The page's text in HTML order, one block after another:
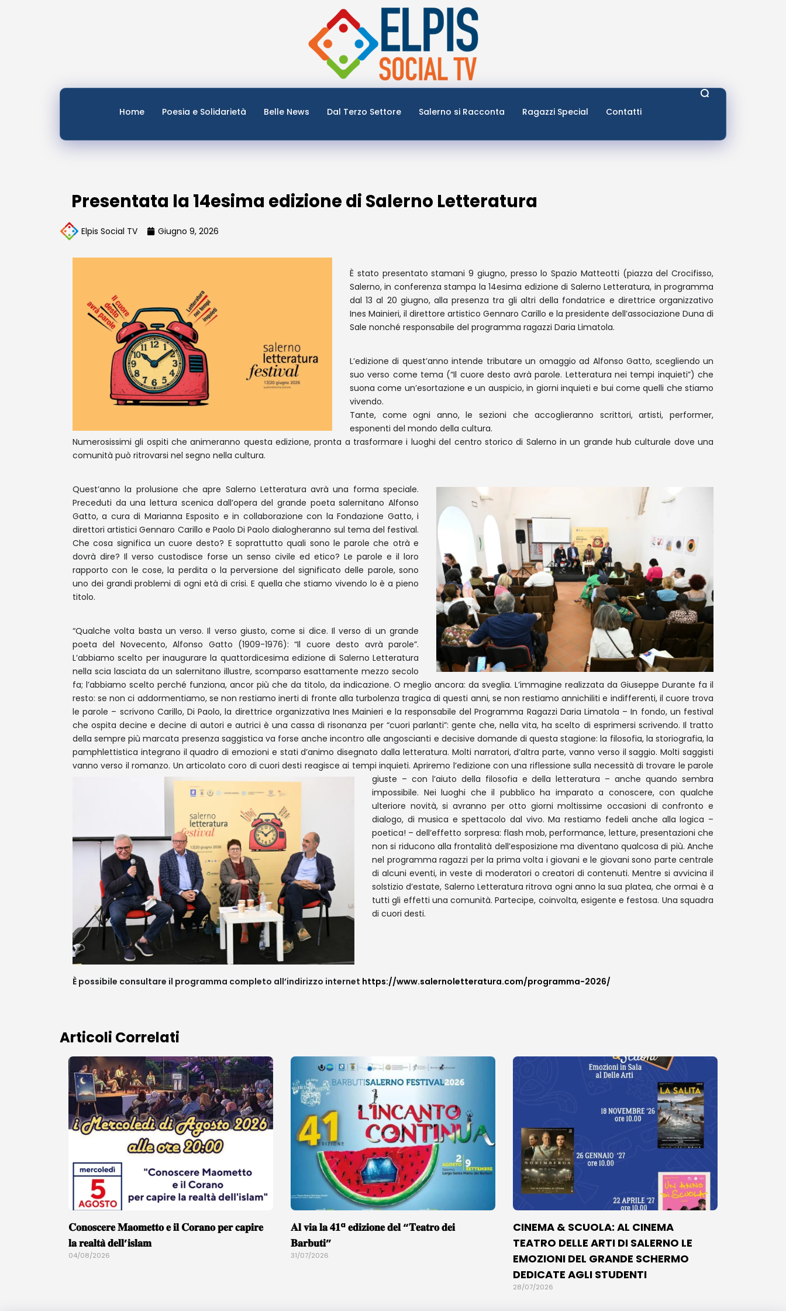
Home Poesia e Solidarietà Belle News Dal Terzo Settore Salerno si Racconta Ragazzi Special Contatti
Presentata la 14esima edizione di Salerno Letteratura
Elpis Social TV Giugno 9, 2026
È stato presentato stamani 9 giugno, presso lo Spazio Matteotti (piazza del Crocifisso,
Salerno, in conferenza stampa la 14esima edizione di Salerno Letteratura, in programma
dal 13 al 20 giugno, alla presenza tra gli altri della fondatrice e direttrice organizzativo
Ines Mainieri, il direttore artistico Gennaro Carillo e la presidente dell’associazione Duna di
Sale nonché responsabile del programma ragazzi Daria Limatola.
L’edizione di quest’anno intende tributare un omaggio ad Alfonso Gatto, scegliendo un
suo verso come tema (“Il cuore desto avrà parole. Letteratura nei tempi inquieti”) che
suona come un’esortazione e un auspicio, in giorni inquieti e bui come quelli che stiamo
vivendo.
Tante, come ogni anno, le sezioni che accoglieranno scrittori, artisti, performer,
esponenti del mondo della cultura.
Numerosissimi gli ospiti che animeranno questa edizione, pronta a trasformare i luoghi del centro storico di Salerno in un grande hub culturale dove una
comunità può ritrovarsi nel segno nella cultura.
Quest’anno la prolusione che apre Salerno Letteratura avrà una forma speciale.
Preceduti da una lettura scenica dall’opera del grande poeta salernitano Alfonso
Gatto, a cura di Marianna Esposito e in collaborazione con la Fondazione Gatto, i
direttori artistici Gennaro Carillo e Paolo Di Paolo dialogheranno sul tema del festival.
Che cosa significa un cuore desto? E soprattutto quali sono le parole che otrà e
dovrà dire? Il verso custodisce forse un senso civile ed etico? Le parole e il loro
rapporto con le cose, la perdita o la perversione del significato delle parole, sono
uno dei grandi problemi di ogni età di crisi. E quella che stiamo vivendo lo è a pieno
titolo.
“Qualche volta basta un verso. Il verso giusto, come si dice. Il verso di un grande
poeta del Novecento, Alfonso Gatto (1909-1976): “Il cuore desto avrà parole”.
L’abbiamo scelto per inaugurare la quattordicesima edizione di Salerno Letteratura
nella scia lasciata da un salernitano illustre, scomparso esattamente mezzo secolo
fa; l’abbiamo scelto perché funziona, ancor più che da titolo, da indicazione. O meglio ancora: da sveglia. L’immagine realizzata da Giuseppe Durante fa il
resto: se non ci addormentiamo, se non restiamo inerti di fronte alla turbolenza tragica di questi anni, se non restiamo annichiliti e indifferenti, il cuore trova
le parole – scrivono Carillo, Di Paolo, la direttrice organizzativa Ines Mainieri e la responsabile del Programma Ragazzi Daria Limatola – In fondo, un festival
che ospita decine e decine di autori e autrici è una cassa di risonanza per “cuori parlanti”: gente che, nella vita, ha scelto di esprimersi scrivendo. Il tratto
della sempre più marcata presenza saggistica va forse anche incontro alle angoscianti e decisive domande di questa stagione: la filosofia, la storiografia, la
pamphlettistica integrano il quadro di emozioni e stati d’animo disegnato dalla letteratura. Molti narratori, d’altra parte, vanno verso il saggio. Molti saggisti
vanno verso il romanzo. Un articolato coro di cuori desti reagisce ai tempi inquieti. Apriremo l’edizione con una riflessionesulla necessità di trovare le parole
giuste – con l’aiuto della filosofia e della letteratura – anche quando sembra
impossibile. Nei luoghi che il pubblico ha imparato a conoscere, con qualche
ulteriore novità, si avranno per otto giorni moltissime occasioni di confronto e
dialogo, di musica e spettacolo dal vivo. Ma restiamo fedeli anche alla logica –
poetica! – dell’effetto sorpresa: flash mob, performance, letture, presentazioni che
non si riducono alla frontalità dell’esposizione ma diventano qualcosa di più. Anche
nel programma ragazzi per la prima volta i giovani e le giovani sono parte centrale
di alcuni eventi, in veste di moderatori o creatori di contenuti. Mentre si avvicina il
solstizio d’estate, Salerno Letteratura ritrova ogni anno la sua platea, che ormai è a
tutti gli effetti una comunità. Partecipe, coinvolta, esigente e festosa. Una squadra
di cuori desti.
È possibile consultare il programma completo all’indirizzo internet https://www.salernoletteratura.com/programma-2026/
Articoli Correlati
𝐂𝐨𝐧𝐨𝐬𝐜𝐞𝐫𝐞 𝐌𝐚𝐨𝐦𝐞𝐭𝐭𝐨 𝐞 𝐢𝐥 𝐂𝐨𝐫𝐚𝐧𝐨 𝐩𝐞𝐫 𝐜𝐚𝐩𝐢𝐫𝐞
𝐥𝐚 𝐫𝐞𝐚𝐥𝐭𝐚̀ 𝐝𝐞𝐥𝐥’𝐢𝐬𝐥𝐚𝐦
04/08/2026
𝐀𝐥 𝐯𝐢𝐚 𝐥𝐚 𝟒𝟏ª 𝐞𝐝𝐢𝐳𝐢𝐨𝐧𝐞 𝐝𝐞𝐥 “𝐓𝐞𝐚𝐭𝐫𝐨 𝐝𝐞𝐢
𝐁𝐚𝐫𝐛𝐮𝐭𝐢”
31/07/2026
CINEMA & SCUOLA: AL CINEMA
TEATRO DELLE ARTI DI SALERNO LE
EMOZIONI DEL GRANDE SCHERMO
DEDICATE AGLI STUDENTI
28/07/2026